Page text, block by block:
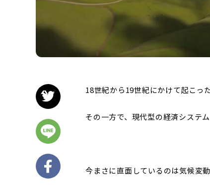
18世紀から19世紀にかけて起こっ
その一方で、現代型の経済システ
今まさに直面しているのは気候変動